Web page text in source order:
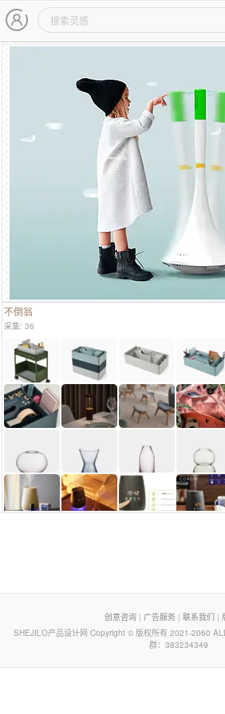
主导航
不倒翁
采集: 36
创意咨询| 广告服务| 联系我们 |
SHEJILO产品设计网 Copyright © 版权所有 2021-2060
群：383234349